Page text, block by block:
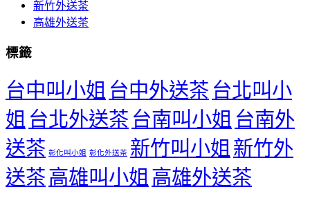
新竹外送茶
高雄外送茶
標籤
台中叫小姐 台中外送茶 台北叫小
姐 台北外送茶 台南叫小姐 台南外
送茶 彰化叫小姐 彰化外送茶 新竹叫小姐 新竹外
送茶高雄叫小姐 高雄外送茶